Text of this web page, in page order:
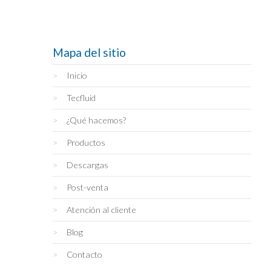
Mapa del sitio
Inicio
Tecfluid
¿Qué hacemos?
Productos
Descargas
Post-venta
Atención al cliente
Blog
Contacto